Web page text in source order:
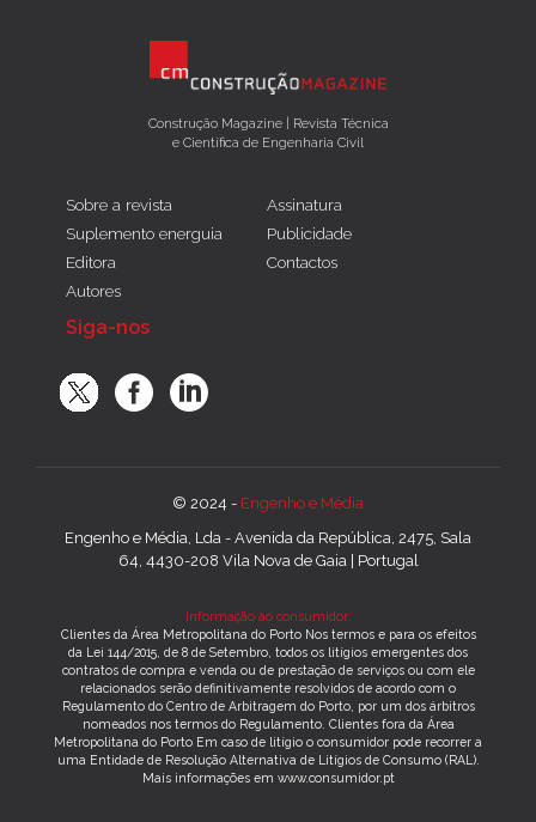
Construção Magazine | Revista Técnica
e Científica de Engenharia Civil
Sobre a revista
Suplemento energuia
Editora
Autores
Assinatura
Publicidade
Contactos
Siga-nos
© 2024 - Engenho e Média
Engenho e Média, Lda - Avenida da República, 2475, Sala
64, 4430-208 Vila Nova de Gaia | Portugal
Informação ao consumidor:
Clientes da Área Metropolitana do Porto Nos termos e para os efeitos
da Lei 144/2015, de 8 de Setembro, todos os litígios emergentes dos
contratos de compra e venda ou de prestação de serviços ou com ele
relacionados serão definitivamente resolvidos de acordo com o
Regulamento do Centro de Arbitragem do Porto, por um dos árbitros
nomeados nos termos do Regulamento. Clientes fora da Área
Metropolitana do Porto Em caso de litígio o consumidor pode recorrer a
uma Entidade de Resolução Alternativa de Litígios de Consumo (RAL).
Mais informações em www.consumidor.pt